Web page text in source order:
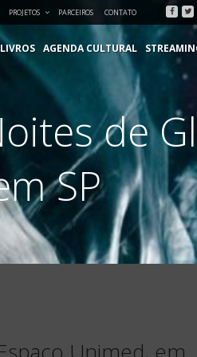
PROJETOS PARCEIROS CONTATO
LIVROS AGENDA CULTURAL
de
SP
Unimed, em